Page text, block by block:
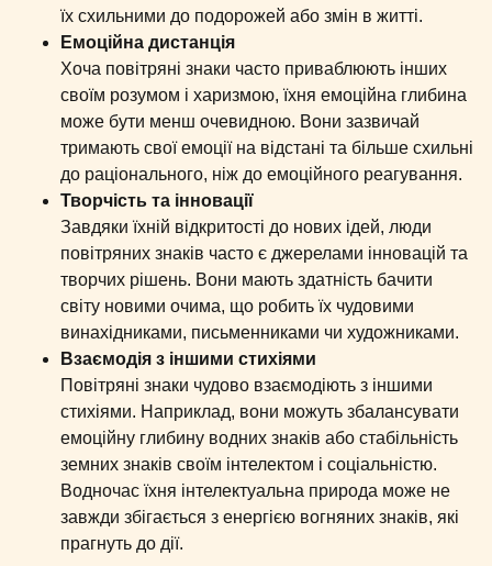
їх схильними до подорожей або змін в житті.
Емоційна дистанція
Хоча повітряні знаки часто приваблюють інших
своїм розумом і харизмою, їхня емоційна глибина
може бути менш очевидною. Вони зазвичай
тримають свої емоції на відстані та більше схильні
до раціонального, ніж до емоційного реагування.
Творчість та інновації
Завдяки їхній відкритості до нових ідей, люди
повітряних знаків часто є джерелами інновацій та
творчих рішень. Вони мають здатність бачити
світу новими очима, що робить їх чудовими
винахідниками, письменниками чи художниками.
Взаємодія з іншими стихіями
Повітряні знаки чудово взаємодіють з іншими
стихіями. Наприклад, вони можуть збалансувати
емоційну глибину водних знаків або стабільність
земних знаків своїм інтелектом і соціальністю.
Водночас їхня інтелектуальна природа може не
завжди збігається з енергією вогняних знаків, які
прагнуть до дії.